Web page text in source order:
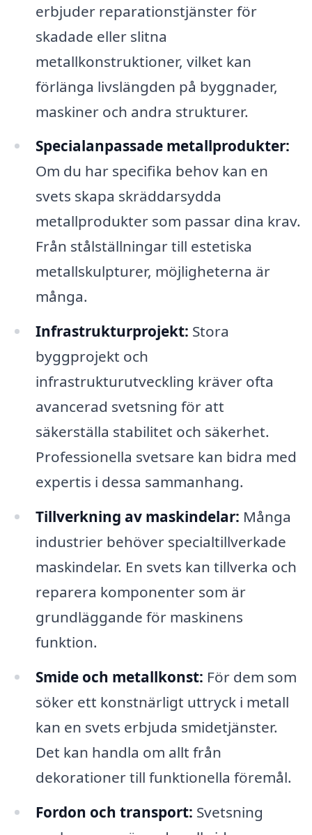
erbjuder reparationstjänster för
skadade eller slitna
metallkonstruktioner, vilket kan
förlänga livslängden på byggnader,
maskiner och andra strukturer.
Specialanpassade metallprodukter:
Om du har specifika behov kan en
svets skapa skräddarsydda
metallprodukter som passar dina krav.
Från stålställningar till estetiska
metallskulpturer, möjligheterna är
många.
Infrastrukturprojekt: Stora
byggprojekt och
infrastrukturutveckling kräver ofta
avancerad svetsning för att
säkerställa stabilitet och säkerhet.
Professionella svetsare kan bidra med
expertis i dessa sammanhang.
Tillverkning av maskindelar: Många
industrier behöver specialtillverkade
maskindelar. En svets kan tillverka och
reparera komponenter som är
grundläggande för maskinens
funktion.
Smide och metallkonst: För dem som
söker ett konstnärligt uttryck i metall
kan en svets erbjuda smidetjänster.
Det kan handla om allt från
dekorationer till funktionella föremål.
Fordon och transport: Svetsning